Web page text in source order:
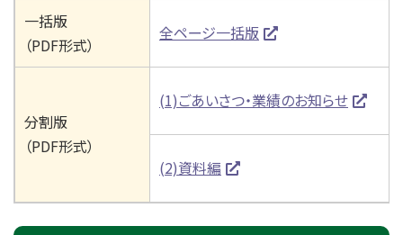
一括版
（PDF形式）
全ページ一括版
分割版
（PDF形式）
(1)ごあいさつ・業績のお知らせ
(2)資料編